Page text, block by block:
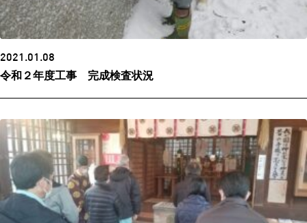
2021.01.08
令和２年度工事 完成検査状況